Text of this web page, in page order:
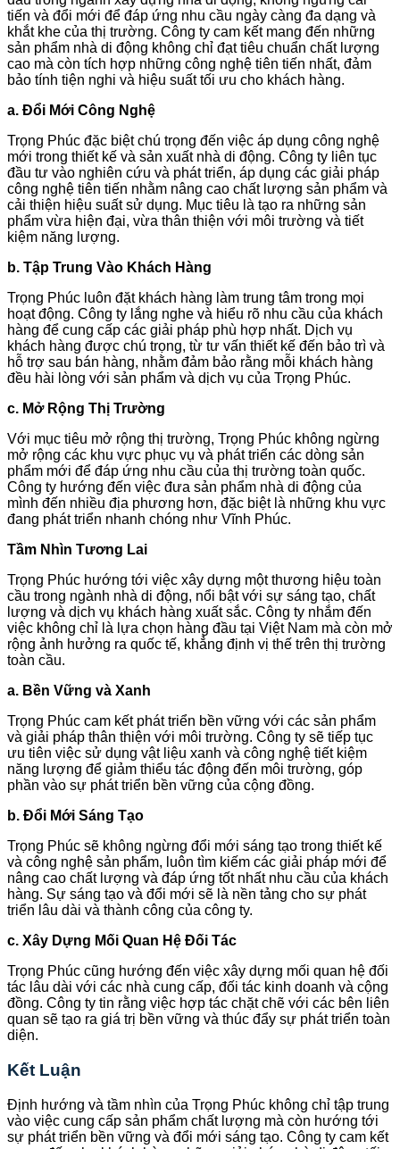
tiến và đổi mới để đáp ứng nhu cầu ngày càng đa dạng và
khắt khe của thị trường. Công ty cam kết mang đến những
sản phẩm nhà di động không chỉ đạt tiêu chuẩn chất lượng
cao mà còn tích hợp những công nghệ tiên tiến nhất, đảm
bảo tính tiện nghi và hiệu suất tối ưu cho khách hàng.
a. Đổi Mới Công Nghệ
Trọng Phúc đặc biệt chú trọng đến việc áp dụng công nghệ
mới trong thiết kế và sản xuất nhà di động. Công ty liên tục
đầu tư vào nghiên cứu và phát triển, áp dụng các giải pháp
công nghệ tiên tiến nhằm nâng cao chất lượng sản phẩm và
cải thiện hiệu suất sử dụng. Mục tiêu là tạo ra những sản
phẩm vừa hiện đại, vừa thân thiện với môi trường và tiết
kiệm năng lượng.
b. Tập Trung Vào Khách Hàng
Trọng Phúc luôn đặt khách hàng làm trung tâm trong mọi
hoạt động. Công ty lắng nghe và hiểu rõ nhu cầu của khách
hàng để cung cấp các giải pháp phù hợp nhất. Dịch vụ
khách hàng được chú trọng, từ tư vấn thiết kế đến bảo trì và
hỗ trợ sau bán hàng, nhằm đảm bảo rằng mỗi khách hàng
đều hài lòng với sản phẩm và dịch vụ của Trọng Phúc.
c. Mở Rộng Thị Trường
Với mục tiêu mở rộng thị trường, Trọng Phúc không ngừng
mở rộng các khu vực phục vụ và phát triển các dòng sản
phẩm mới để đáp ứng nhu cầu của thị trường toàn quốc.
Công ty hướng đến việc đưa sản phẩm nhà di động của
mình đến nhiều địa phương hơn, đặc biệt là những khu vực
đang phát triển nhanh chóng như Vĩnh Phúc.
Tầm Nhìn Tương Lai
Trọng Phúc hướng tới việc xây dựng một thương hiệu toàn
cầu trong ngành nhà di động, nổi bật với sự sáng tạo, chất
lượng và dịch vụ khách hàng xuất sắc. Công ty nhắm đến
việc không chỉ là lựa chọn hàng đầu tại Việt Nam mà còn mở
rộng ảnh hưởng ra quốc tế, khẳng định vị thế trên thị trường
toàn cầu.
a. Bền Vững và Xanh
Trọng Phúc cam kết phát triển bền vững với các sản phẩm
và giải pháp thân thiện với môi trường. Công ty sẽ tiếp tục
ưu tiên việc sử dụng vật liệu xanh và công nghệ tiết kiệm
năng lượng để giảm thiểu tác động đến môi trường, góp
phần vào sự phát triển bền vững của cộng đồng.
b. Đổi Mới Sáng Tạo
Trọng Phúc sẽ không ngừng đổi mới sáng tạo trong thiết kế
và công nghệ sản phẩm, luôn tìm kiếm các giải pháp mới để
nâng cao chất lượng và đáp ứng tốt nhất nhu cầu của khách
hàng. Sự sáng tạo và đổi mới sẽ là nền tảng cho sự phát
triển lâu dài và thành công của công ty.
c. Xây Dựng Mối Quan Hệ Đối Tác
Trọng Phúc cũng hướng đến việc xây dựng mối quan hệ đối
tác lâu dài với các nhà cung cấp, đối tác kinh doanh và cộng
đồng. Công ty tin rằng việc hợp tác chặt chẽ với các bên liên
quan sẽ tạo ra giá trị bền vững và thúc đẩy sự phát triển toàn
diện.
Kết Luận
Định hướng và tầm nhìn của Trọng Phúc không chỉ tập trung
vào việc cung cấp sản phẩm chất lượng mà còn hướng tới
sự phát triển bền vững và đổi mới sáng tạo. Công ty cam kết